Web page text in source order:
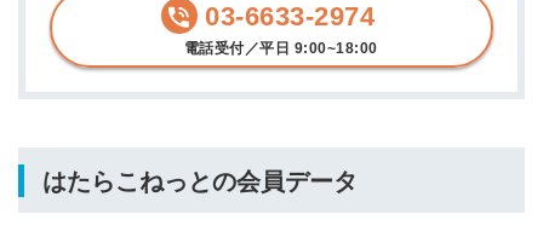
03-6633-2974
電話受付／平日 9:00~18:00
はたらこねっとの会員データ